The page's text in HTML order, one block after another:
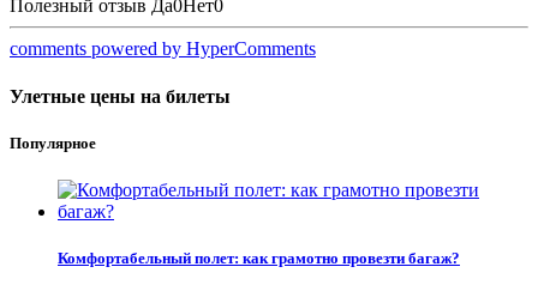
Полезный отзыв Да0Нет0
comments powered by HyperComments
Улетные цены на билеты
Популярное
Комфортабельный полет: как грамотно провезти багаж?